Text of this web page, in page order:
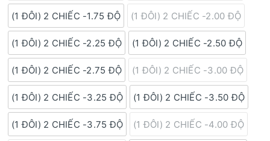
(1 ĐÔI) 2 CHIẾC -1.75 ĐỘ (1 ĐÔI) 2 CHIẾC -2.00 ĐỘ
(1 ĐÔI) 2 CHIẾC -2.25 ĐỘ (1 ĐÔI) 2 CHIẾC -2.50 ĐỘ
(1 ĐÔI) 2 CHIẾC -2.75 ĐỘ (1 ĐÔI) 2 CHIẾC -3.00 ĐỘ
(1 ĐÔI) 2 CHIẾC -3.25 ĐỘ (1 ĐÔI) 2 CHIẾC -3.50 ĐỘ
(1 ĐÔI) 2 CHIẾC -3.75 ĐỘ (1 ĐÔI) 2 CHIẾC -4.00 ĐỘ